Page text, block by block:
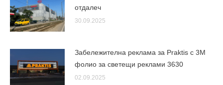
отдалеч
30.09.2025
Забележителна реклама за Praktis с 3М
фолио за светещи реклами 3630
02.09.2025